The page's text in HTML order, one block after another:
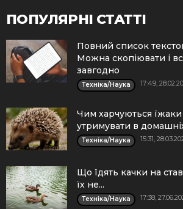
ПОПУЛЯРНІ СТАТТІ
Повний список
Можна скопіювати і
завгодно
Техніка/Наука 17:49,
Чим харчуються
утримувати в
Техніка/Наука 15:31,
Що їдять качки на
їх не...
Техніка/Наука 17:38,